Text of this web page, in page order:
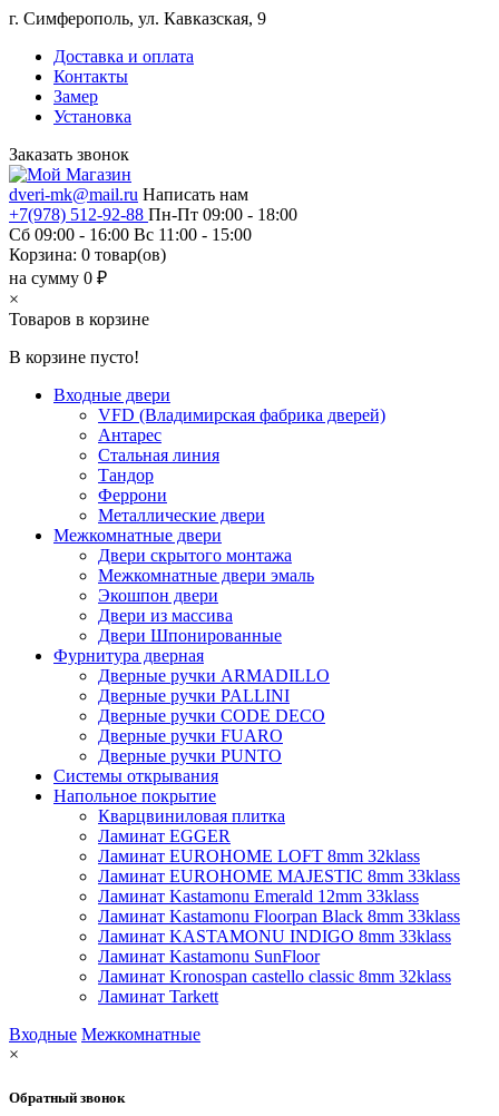
г. Симферополь, ул. Кавказская, 9
Доставка и оплата
Контакты
Замер
Установка
Заказать звонок
dveri-mk@mail.ru Написать нам
+7(978) 512-92-88 Пн-Пт 09:00 - 18:00
Сб 09:00 - 16:00 Вс 11:00 - 15:00
Корзина: 0 товар(ов)
на сумму 0 ₽
×
Товаров в корзине
В корзине пусто!
Входные двери
VFD (Владимирская фабрика дверей)
Антарес
Стальная линия
Тандор
Феррони
Металлические двери
Межкомнатные двери
Двери скрытого монтажа
Межкомнатные двери эмаль
Экошпон двери
Двери из массива
Двери Шпонированные
Фурнитура дверная
Дверные ручки ARMADILLO
Дверные ручки PALLINI
Дверные ручки CODE DECO
Дверные ручки FUARO
Дверные ручки PUNTO
Системы открывания
Напольное покрытие
Кварцвиниловая плитка
Ламинат EGGER
Ламинат EUROHOME LOFT 8mm 32klass
Ламинат EUROHOME MAJESTIC 8mm 33klass
Ламинат Kastamonu Emerald 12mm 33klass
Ламинат Kastamonu Floorpan Black 8mm 33klass
Ламинат KASTAMONU INDIGO 8mm 33klass
Ламинат Kastamonu SunFloor
Ламинат Kronospan castello classic 8mm 32klass
Ламинат Tarkett
Входные Межкомнатные
×
Обратный звонок